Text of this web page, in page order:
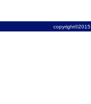
copyright©2015